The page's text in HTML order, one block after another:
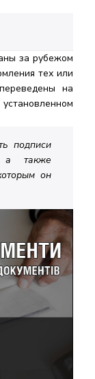
за рубежом
тех или
на
подписи
а также
он